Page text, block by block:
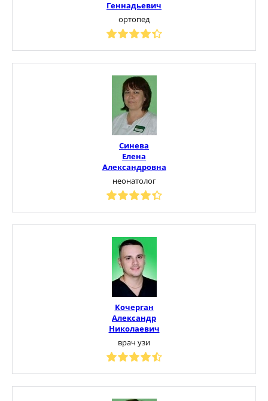
Геннадьевич
ортопед
Синева
Елена
Александровна
неонатолог
Кочерган
Александр
Николаевич
врач узи